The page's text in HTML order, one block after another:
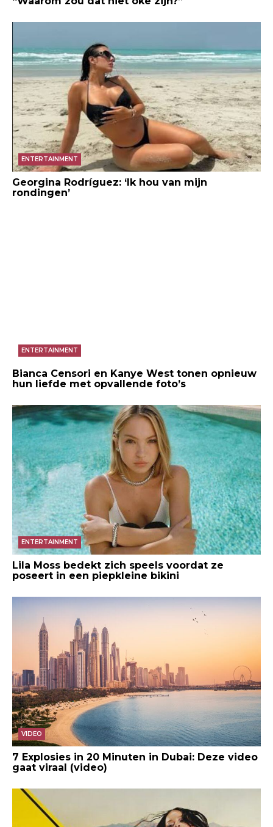
ENTERTAINMENT
Georgina Rodríguez: ‘Ik hou van mijn
rondingen’
ENTERTAINMENT
Bianca Censori en Kanye West tonen opnieuw
hun liefde met opvallende foto’s
ENTERTAINMENT
Lila Moss bedekt zich speels voordat ze
poseert in een piepkleine bikini
VIDEO
7 Explosies in 20 Minuten in Dubai: Deze video
gaat viraal (video)